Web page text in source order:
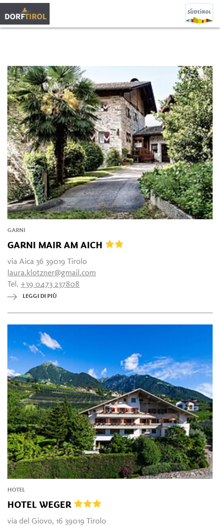
GARNI
GARNI MAIR AM AICH
via Aica 36 39019 Tirolo
laura.klotzner@gmail.com
Tel.+39 0473 237808
LEGGI DI PIÙ
HOTEL
HOTEL WEGER
via del Giovo, 16 39019 Tirolo